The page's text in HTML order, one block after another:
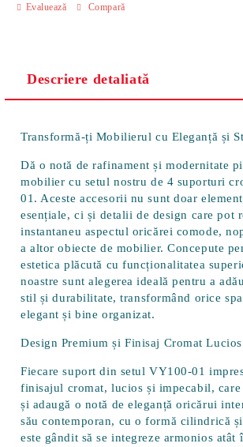
Evaluează Compară
Descriere detaliată
Transformă-ți Mobilierul cu Eleganță și
Dă o notă de rafinament și modernitate
mobilier cu setul nostru de 4 suporturi
01. Aceste accesorii nu sunt doar
esențiale, ci și detalii de design care pot
instantaneu aspectul oricărei comode,
a altor obiecte de mobilier. Concepute
estetica plăcută cu funcționalitatea
noastre sunt alegerea ideală pentru a
stil și durabilitate, transformând orice
elegant și bine organizat.
Design Premium și Finisaj Cromat Lucios
Fiecare suport din setul VY100-01
finisajul cromat, lucios și impecabil,
și adaugă o notă de eleganță oricărui
său contemporan, cu o formă cilindrică
este gândit să se integreze armonios atât